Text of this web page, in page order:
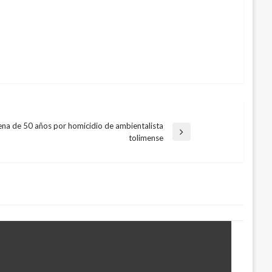
de 50 años por homicidio de ambientalista
tolimense